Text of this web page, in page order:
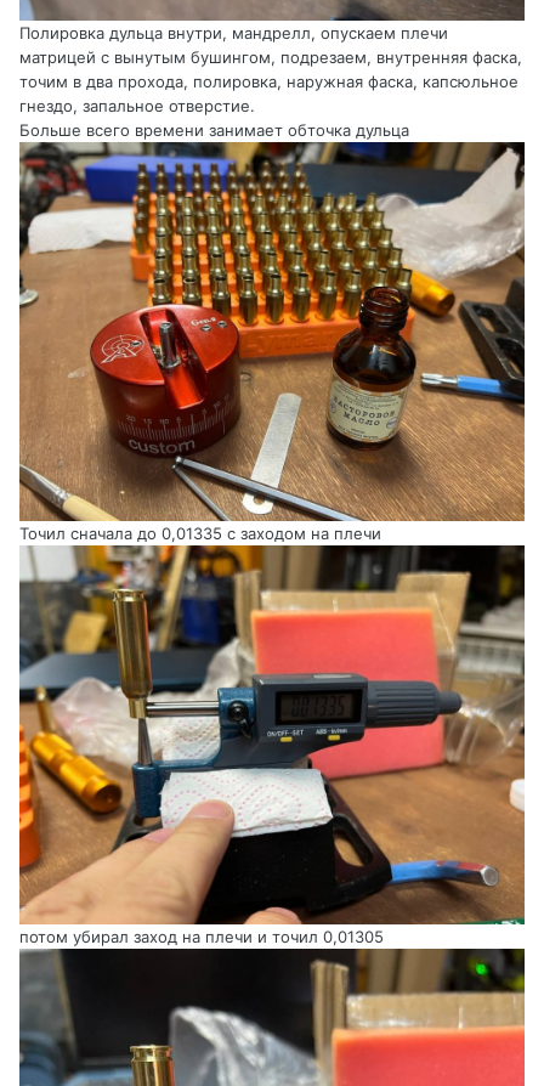
Полировка дульца внутри, мандрелл, опускаем плечи
матрицей с вынутым бушингом, подрезаем, внутренняя фаска,
точим в два прохода, полировка, наружная фаска, капсюльное
гнездо, запальное отверстие.
Больше всего времени занимает обточка дульца
Точил сначала до 0,01335 с заходом на плечи
потом убирал заход на плечи и точил 0,01305